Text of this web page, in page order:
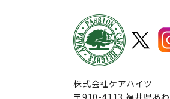
株式会社ケアハイツ
〒910-4113 福井県あ